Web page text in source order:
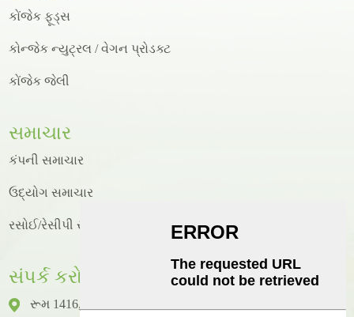
કોંજેક ફૂડ્સ
કોન્જેક ન્યુટ્રલ / વેગન પ્રોડક્ટ
કોંજેક જેલી
સમાચાર
કંપની સમાચાર
ઉદ્યોગ સમાચાર
રસોઈ/રેસીપી સમાચાર
સંપર્ક કરો
રૂમ 1416, ફ્લોર 14, જુનહાઓ ઇન્ટરનેશનલ બિલ્ડીંગ, નંબર 2,